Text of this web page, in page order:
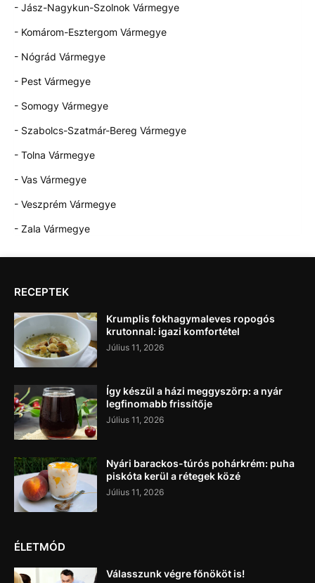
- Jász-Nagykun-Szolnok Vármegye
- Komárom-Esztergom Vármegye
- Nógrád Vármegye
- Pest Vármegye
- Somogy Vármegye
- Szabolcs-Szatmár-Bereg Vármegye
- Tolna Vármegye
- Vas Vármegye
- Veszprém Vármegye
- Zala Vármegye
RECEPTEK
Krumplis fokhagymaleves ropogós
krutonnal: igazi komfortétel
Július 11, 2026
Így készül a házi meggyszörp: a nyár
legfinomabb frissítője
Július 11, 2026
Nyári barackos-túrós pohárkrém: puha
piskóta kerül a rétegek közé
Július 11, 2026
ÉLETMÓD
Válasszunk végre főnököt is!